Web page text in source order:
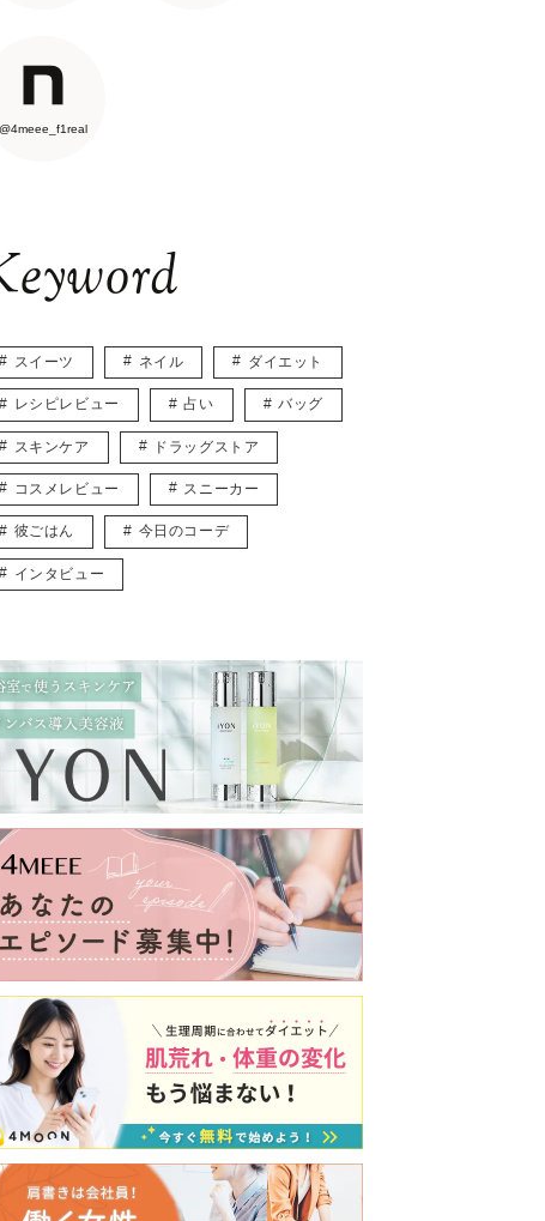
@4meee_f1real
スイーツ ネイル ダイエット
レシピレビュー 占い バッグ
スキンケア ドラッグストア
コスメレビュー スニーカー
彼ごはん 今日のコーデ
インタビュー